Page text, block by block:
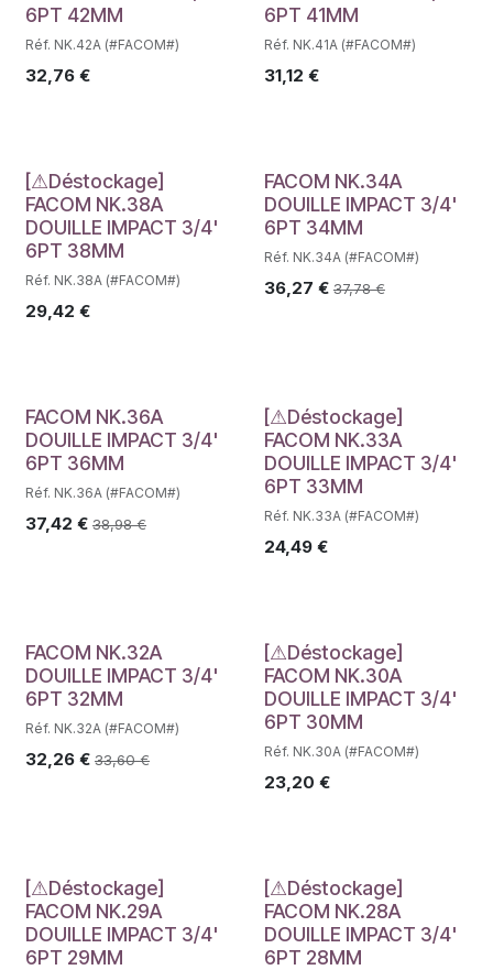
6PT 42MM
Réf. NK.42A (#FACOM#)
32,76 €
6PT 41MM
Réf. NK.41A (#FACOM#)
31,12 €
Déstockage
[⚠Déstockage]
FACOM NK.38A
DOUILLE IMPACT 3/4'
6PT 38MM
Réf. NK.38A (#FACOM#)
29,42 €
FACOM NK.34A
DOUILLE IMPACT 3/4'
6PT 34MM
Réf. NK.34A (#FACOM#)
36,27 € 37,78€
FACOM NK.36A
DOUILLE IMPACT 3/4'
6PT 36MM
Réf. NK.36A (#FACOM#)
37,42 € 38,98€
Déstockage
[⚠Déstockage]
FACOM NK.33A
DOUILLE IMPACT 3/4'
6PT 33MM
Réf. NK.33A (#FACOM#)
24,49€
FACOM NK.32A
DOUILLE IMPACT 3/4'
6PT 32MM
Réf. NK.32A (#FACOM#)
32,26 € 33,60€
Déstockage
[⚠Déstockage]
FACOM NK.30A
DOUILLE IMPACT 3/4'
6PT 30MM
Réf. NK.30A (#FACOM#)
23,20 €
Déstockage
[⚠Déstockage]
FACOM NK.29A
DOUILLE IMPACT 3/4'
6PT 29MM
Déstockage
[⚠Déstockage]
FACOM NK.28A
DOUILLE IMPACT 3/4'
6PT 28MM